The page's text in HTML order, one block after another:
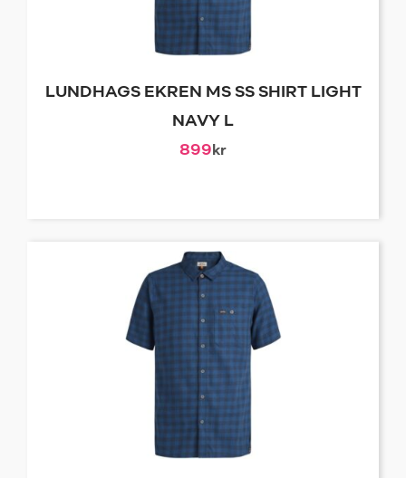
LUNDHAGS EKREN MS SS SHIRT LIGHT
NAVY L
899kr